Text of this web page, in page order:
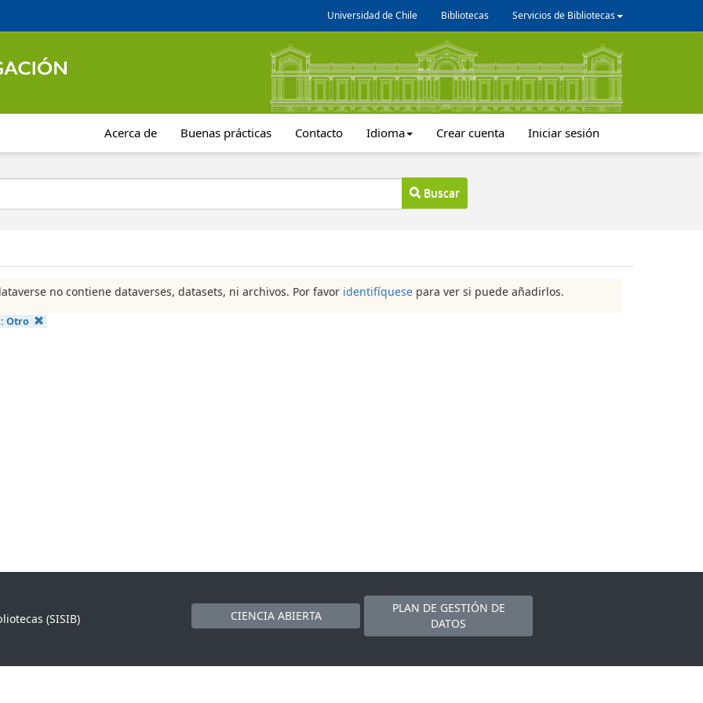
Universidad de Chile Bibliotecas Servicios de Bibliotecas
Acerca de Buenas prácticas Contacto Idioma Crear cuenta Iniciar sesión
Buscar
no contiene dataverses, datasets, ni archivos. Por favor identifíquese para ver si puede añadirlos.
Otro
(SISIB)
CIENCIA ABIERTA
PLAN DE GESTIÓN DE
DATOS